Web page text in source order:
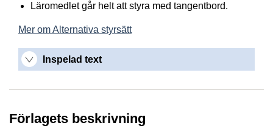
Läromedlet går helt att styra med tangentbord.
Mer om Alternativa styrsätt
Inspelad text
Förlagets beskrivning